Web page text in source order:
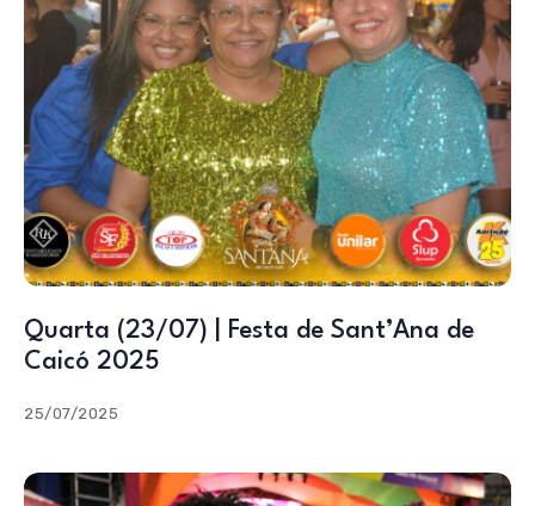
Quarta (23/07) | Festa de Sant’Ana de
Caicó 2025
25/07/2025